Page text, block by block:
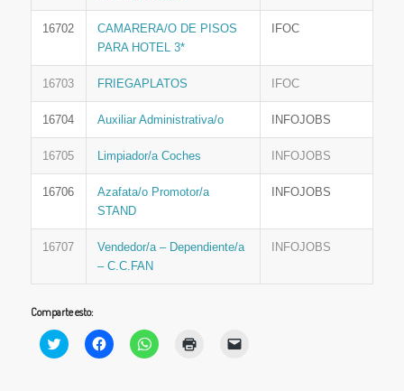
16702
CAMARERA/O DE PISOS
PARA HOTEL 3*
IFOC
16703 FRIEGAPLATOS IFOC
16704 Auxiliar Administrativa/o INFOJOBS
16705 Limpiador/a Coches INFOJOBS
16706
Azafata/o Promotor/a
STAND
INFOJOBS
16707
Vendedor/a – Dependiente/a
– C.C.FAN
INFOJOBS
Comparte esto:
Haz
clic
Haz
clic
Haz
clic